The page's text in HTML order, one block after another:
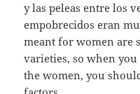
y las peleas entre los
empobrecidos eran
meant for women are
varieties, so when
the women, you